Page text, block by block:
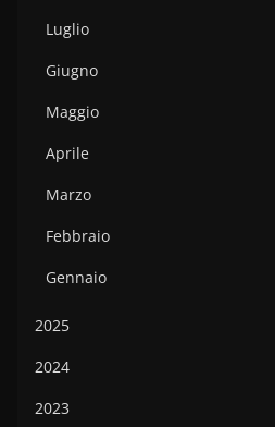
Luglio
Giugno
Maggio
Aprile
Marzo
Febbraio
Gennaio
2025
2024
2023